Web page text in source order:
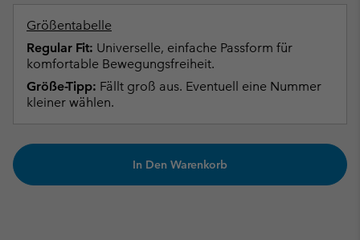
Größentabelle
Regular Fit: Universelle, einfache Passform für
komfortable Bewegungsfreiheit.
Größe-Tipp: Fällt groß aus. Eventuell eine Nummer
kleiner wählen.
In Den Warenkorb